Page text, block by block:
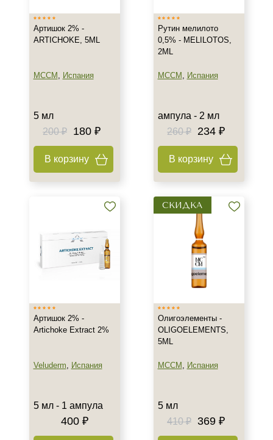
Действие
Очищение
Назначение против
Алопеция
Гиперпигментация
Гладкость
Лифтинг
Обновление клеток
Область применения
Веки
Кожа головы
Объём
Артишок 2% -
ARTICHOKE, 5ML
MCCM , Испания
5 мл
200 ₽
180 ₽
В корзину
Рутин мелилото
0,5% - MELILOTOS,
2ML
MCCM , Испания
ампула - 2 мл
260 ₽
234 ₽
В корзину
Артишок 2% -
Artichoke Extract 2%
Veluderm, Испания
5 мл - 1 ампула
400 ₽
СКИДКА
Олигоэлементы -
OLIGOELEMENTS,
5ML
MCCM , Испания
5 мл
410 ₽
369 ₽